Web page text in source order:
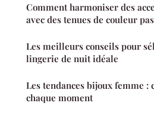
Comment harmoniser des
avec des tenues de couleur
Les meilleurs conseils pour
lingerie de nuit idéale
Les tendances bijoux femme :
chaque moment